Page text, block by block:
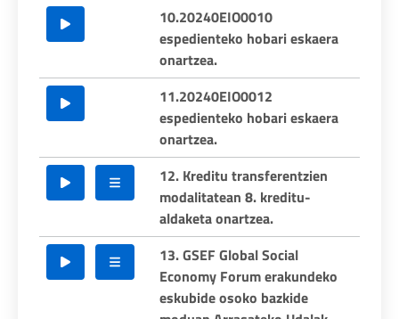
10.20240EIO0010
espedienteko hobari eskaera
onartzea.
11.20240EIO0012
espedienteko hobari eskaera
onartzea.
12. Kreditu transferentzien
modalitatean 8. kreditu-
aldaketa onartzea.
13. GSEF Global Social
Economy Forum erakundeko
eskubide osoko bazkide